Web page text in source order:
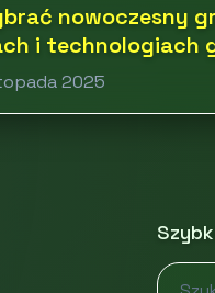
nowoczesny
i technologiach
2025